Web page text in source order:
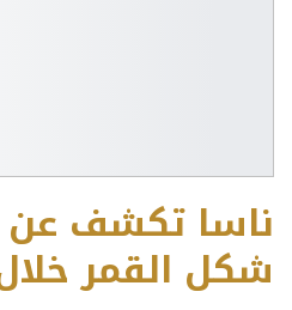
ناسا تكشف عن
شكل القمر خلال